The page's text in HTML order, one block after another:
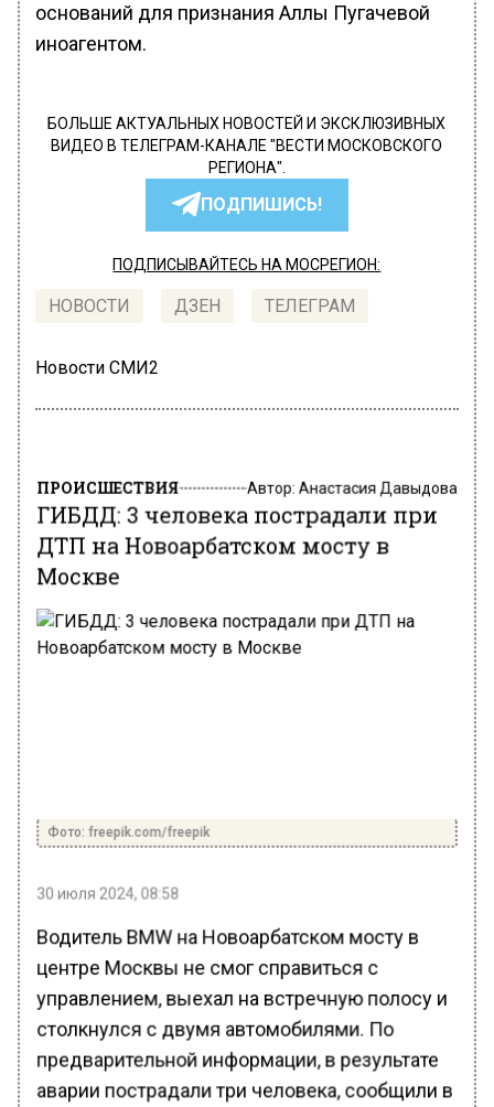
оснований для признания Аллы Пугачевой
иноагентом.
БОЛЬШЕ АКТУАЛЬНЫХ НОВОСТЕЙ И ЭКСКЛЮЗИВНЫХ
ВИДЕО В ТЕЛЕГРАМ-КАНАЛЕ "ВЕСТИ МОСКОВСКОГО
РЕГИОНА".
ПОДПИШИСЬ!
ПОДПИСЫВАЙТЕСЬ НА МОСРЕГИОН:
НОВОСТИ ДЗЕН ТЕЛЕГРАМ
Новости СМИ2
ПРОИСШЕСТВИЯ Автор: Анастасия Давыдова
ГИБДД: 3 человека пострадали при
ДТП на Новоарбатском мосту в
Москве
Фото: freepik.com/freepik
30 июля 2024, 08:58
Водитель BMW на Новоарбатском мосту в
центре Москвы не смог справиться с
управлением, выехал на встречную полосу и
столкнулся с двумя автомобилями. По
предварительной информации, в результате
аварии пострадали три человека, сообщили в